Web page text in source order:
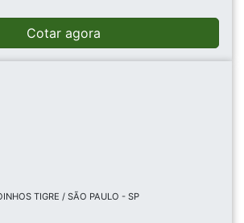
Cotar agora
TIGRE / SÃO PAULO - SP